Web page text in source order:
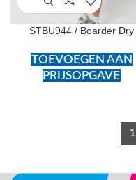
STBU944 / Boarder Dry
TOEVOEGEN AAN
PRIJSOPGAVE
1